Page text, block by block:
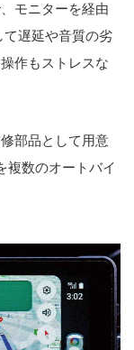
モニターを経由
て遅延や音質の劣
作もストレスな
部品として用意
複数のオートバイ